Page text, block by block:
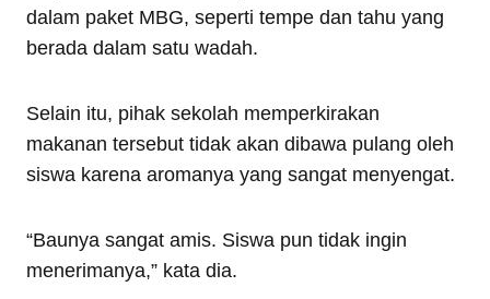
dalam paket MBG, seperti tempe dan tahu yang
berada dalam satu wadah.
Selain itu, pihak sekolah memperkirakan
makanan tersebut tidak akan dibawa pulang oleh
siswa karena aromanya yang sangat menyengat.
“Baunya sangat amis. Siswa pun tidak ingin
menerimanya,” kata dia.